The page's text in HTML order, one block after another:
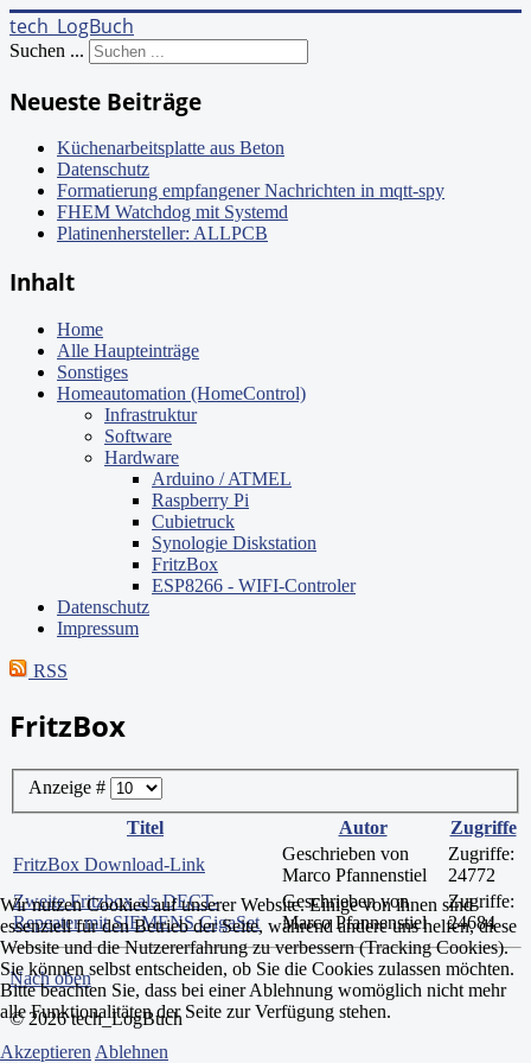
tech_LogBuch
Suchen ...
Neueste Beiträge
Küchenarbeitsplatte aus Beton
Datenschutz
Formatierung empfangener Nachrichten in mqtt-spy
FHEM Watchdog mit Systemd
Platinenhersteller: ALLPCB
Inhalt
Home
Alle Haupteinträge
Sonstiges
Homeautomation (HomeControl)
Infrastruktur
Software
Hardware
Arduino / ATMEL
Raspberry Pi
Cubietruck
Synologie Diskstation
FritzBox
ESP8266 - WIFI-Controler
Datenschutz
Impressum
RSS
FritzBox
Anzeige #
Titel
Autor
Zugriffe
FritzBox Download-Link
Geschrieben von
Marco Pfannenstiel
Zugriffe:
24772
Zweite Fritzbox als DECT-
Repeater mit SIEMENS GigaSet
Geschrieben von
Marco Pfannenstiel
Zugriffe:
24684
Nach oben
© 2026 tech_LogBuch
Wir nutzen Cookies auf unserer Website. Einige von ihnen sind
essenziell für den Betrieb der Seite, während andere uns helfen, diese
Website und die Nutzererfahrung zu verbessern (Tracking Cookies).
Sie können selbst entscheiden, ob Sie die Cookies zulassen möchten.
Bitte beachten Sie, dass bei einer Ablehnung womöglich nicht mehr
alle Funktionalitäten der Seite zur Verfügung stehen.
Akzeptieren Ablehnen